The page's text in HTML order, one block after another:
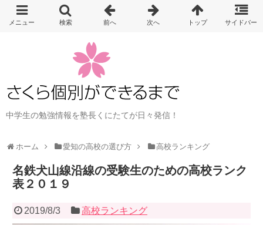
中学生の勉強情報を塾長くにたてが日々発信！
ホーム 愛知の高校の選び方 高校ランキング
名鉄犬山線沿線の受験生のための高校ランク
表２０１９
2019/8/3 高校ランキング